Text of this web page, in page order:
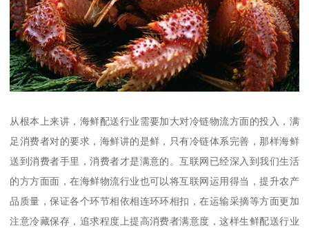
从根本上来讲，海鲜配送行业需要加大对冷链物流方面的投入，满
足消费者对的要求，海鲜讲的是鲜，只有冷链体系完善，那样海鲜
送到消费者手里，消费者才是满意的。互联网已经深入到我们生活
的方方面面，在海鲜物流行业也可以将互联网运用得当，提升农产
品质量，保证各个环节相依相连环环相扣，在运输采摘等方面更加
注意冷藏保存，追求程度上提高消费者满意度，这样生鲜配送行业